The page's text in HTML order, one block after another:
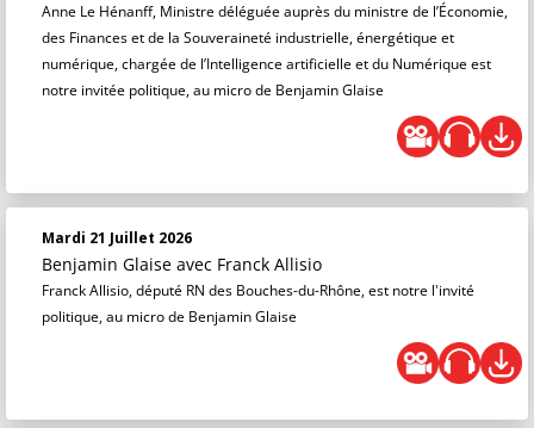
Anne Le Hénanff, Ministre déléguée auprès du ministre de l’Économie,
des Finances et de la Souveraineté industrielle, énergétique et
numérique, chargée de l’Intelligence artificielle et du Numérique est
notre invitée politique, au micro de Benjamin Glaise
Mardi 21 Juillet 2026
Benjamin Glaise avec Franck Allisio
Franck Allisio, député RN des Bouches-du-Rhône, est notre l'invité
politique, au micro de Benjamin Glaise